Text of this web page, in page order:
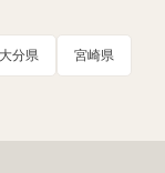
大分県 宮崎県